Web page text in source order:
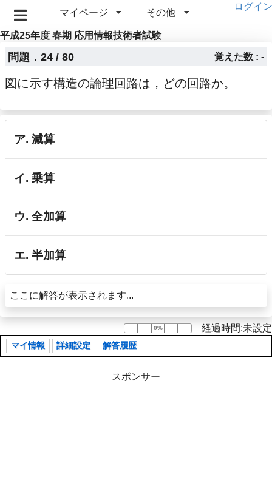
マイページ その他
ログイン
平成25年度 春期 応用情報技術者試験
問題．24 / 80 覚えた数 : -
図に示す構造の論理回路は，どの回路か。
ア. 減算
イ. 乗算
ウ. 全加算
エ. 半加算
ここに解答が表示されます...
0%
0% 経過時間:未設定
マイ情報 詳細設定 解答履歴
スポンサー